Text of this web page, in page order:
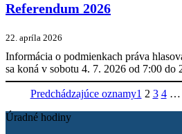
Referendum 2026
22. apríla 2026
Informácia o podmienkach práva
sa koná v sobotu 4. 7. 2026 od 7:00 do
Predchádzajúce oznamy1 2 3 4 …
Úradné hodiny